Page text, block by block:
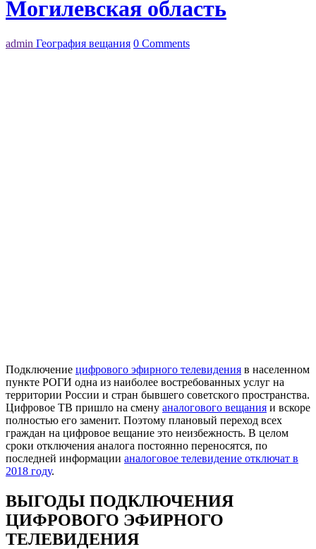
Могилевская область
admin География вещания 0 Comments
Подключение цифрового эфирного телевидения в населенном
пункте РОГИ одна из наиболее востребованных услуг на
территории России и стран бывшего советского пространства.
Цифровое ТВ пришло на смену аналогового вещания и вскоре
полностью его заменит. Поэтому плановый переход всех
граждан на цифровое вещание это неизбежность. В целом
сроки отключения аналога постоянно переносятся, по
последней информации аналоговое телевидение отключат в
2018 году.
ВЫГОДЫ ПОДКЛЮЧЕНИЯ
ЦИФРОВОГО ЭФИРНОГО
ТЕЛЕВИДЕНИЯ